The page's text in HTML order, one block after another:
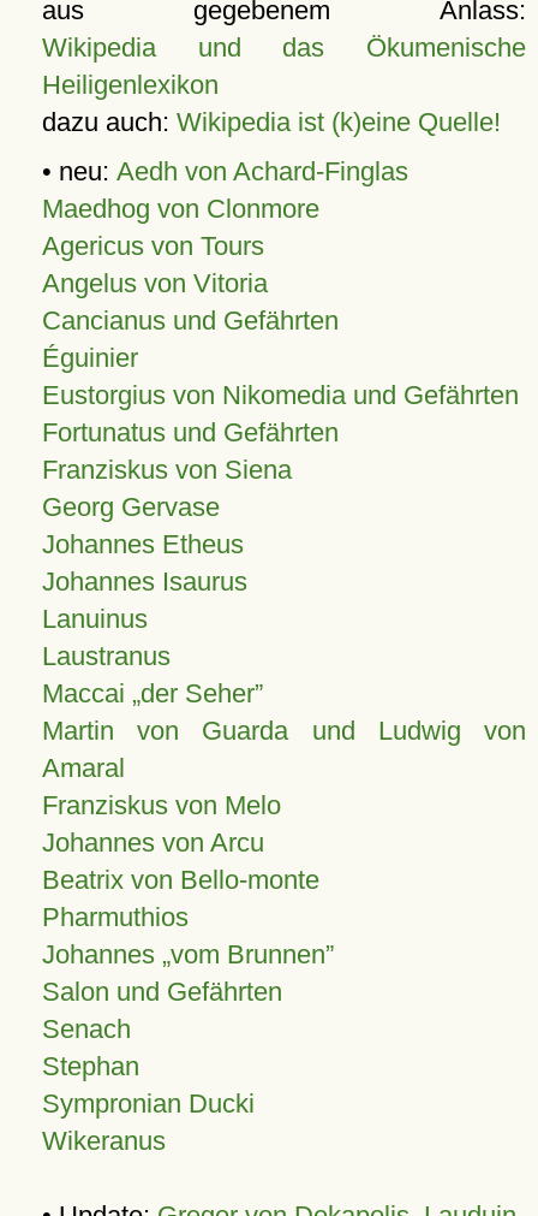
aus gegebenem Anlass:
Wikipedia und das Ökumenische
Heiligenlexikon
dazu auch: Wikipedia ist (k)eine Quelle!
• neu: Aedh von Achard-Finglas
Maedhog von Clonmore
Agericus von Tours
Angelus von Vitoria
Cancianus und Gefährten
Éguinier
Eustorgius von Nikomedia und Gefährten
Fortunatus und Gefährten
Franziskus von Siena
Georg Gervase
Johannes Etheus
Johannes Isaurus
Lanuinus
Laustranus
Maccai „der Seher”
Martin von Guarda und Ludwig von
Amaral
Franziskus von Melo
Johannes von Arcu
Beatrix von Bello-monte
Pharmuthios
Johannes vom Brunnen
Salon und Gefährten
Senach
Stephan
Sympronian Ducki
Wikeranus